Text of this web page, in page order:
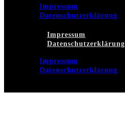
Impressum
Datenschutzerklärung
Impressum
Datenschutzerklärung
Impressum
Datenschutzerklärung